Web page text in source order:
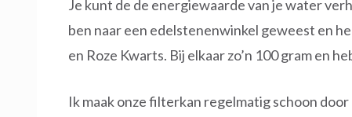
Je kunt de de energiewaarde van je water
ben naar een edelstenenwinkel geweest en
en Roze Kwarts. Bij elkaar zo’n 100 gram en
Ik maak onze filterkan regelmatig schoon